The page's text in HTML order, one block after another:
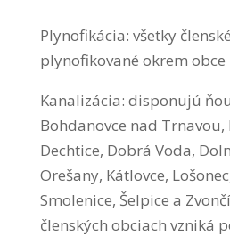
Plynofikácia: všetky
plynofikované okrem obce
Kanalizácia: disponujú
Bohdanovce nad Trnavou,
Dechtice, Dobrá Voda,
Orešany, Kátlovce,
Smolenice, Šelpice a
členských obciach vzniká